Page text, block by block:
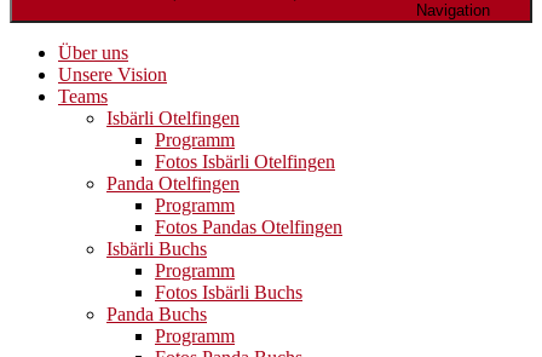
Navigation
Über uns
Unsere Vision
Teams
Isbärli Otelfingen
Programm
Fotos Isbärli Otelfingen
Panda Otelfingen
Programm
Fotos Pandas Otelfingen
Isbärli Buchs
Programm
Fotos Isbärli Buchs
Panda Buchs
Programm